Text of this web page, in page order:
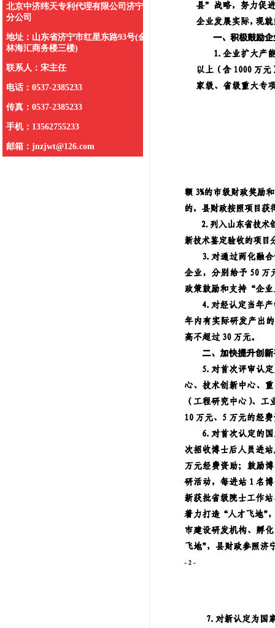
北京中济纬天专利代理有限公司济宁
分公司
地址：山东省济宁市红星东路93号(金
林海汇商务楼三楼)
联系人：宋主任
电话：0537-2385233
传真：0537-2385233
手机：13562755233
邮箱：jnzjwt@126.com